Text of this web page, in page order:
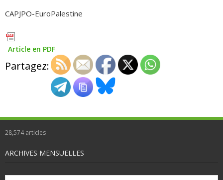
CAPJPO-EuroPalestine
Article en PDF
Partagez:
28,574articles
ARCHIVES MENSUELLES
Archives